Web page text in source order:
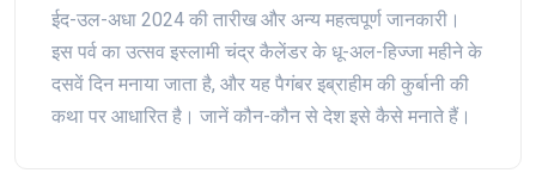
ईद-उल-अधा 2024 की तारीख और अन्य महत्वपूर्ण जानकारी।
इस पर्व का उत्सव इस्लामी चंद्र कैलेंडर के धू-अल-हिज्जा महीने के
दसवें दिन मनाया जाता है, और यह पैगंबर इब्राहीम की कुर्बानी की
कथा पर आधारित है। जानें कौन-कौन से देश इसे कैसे मनाते हैं।